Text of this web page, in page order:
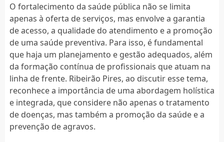
O fortalecimento da saúde pública não se limita
apenas à oferta de serviços, mas envolve a garantia
de acesso, a qualidade do atendimento e a promoção
de uma saúde preventiva. Para isso, é fundamental
que haja um planejamento e gestão adequados, além
da formação contínua de profissionais que atuam na
linha de frente. Ribeirão Pires, ao discutir esse tema,
reconhece a importância de uma abordagem holística
e integrada, que considere não apenas o tratamento
de doenças, mas também a promoção da saúde e a
prevenção de agravos.